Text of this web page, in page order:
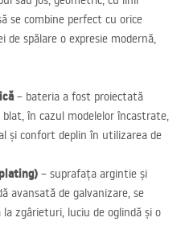
se combine perfect cu orice
spălare o expresie modernă,
– bateria a fost proiectată
în cazul modelelor încastrate,
și confort deplin în utilizarea de
– suprafața argintie și
avansată de galvanizare, se
zgârieturi, luciu de oglindă și o